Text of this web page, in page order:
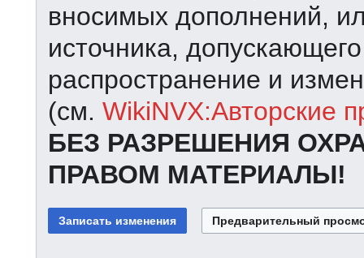
вносимых дополнений,
источника,
распространение и
(см. WikiNVX:Авторские
БЕЗ РАЗРЕШЕНИЯ
ПРАВОМ МАТЕРИАЛЫ!